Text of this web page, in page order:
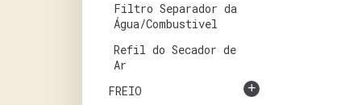
Filtro Separador da
Água/Combustivel
Refil do Secador de
Ar
FREIO
+